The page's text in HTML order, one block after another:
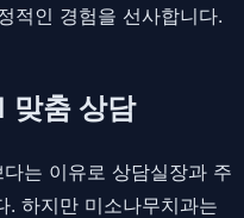
적인 경험을 선사합니다.
맞춤 상담
는 이유로 상담실장과 주
. 하지만 미소나무치과는